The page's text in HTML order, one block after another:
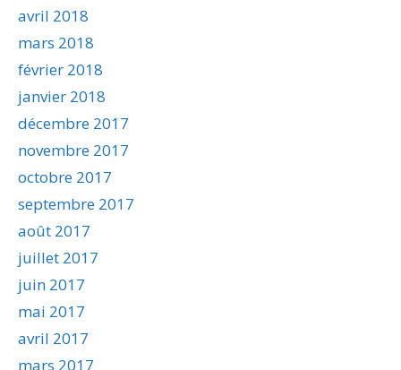
avril 2018
mars 2018
février 2018
janvier 2018
décembre 2017
novembre 2017
octobre 2017
septembre 2017
août 2017
juillet 2017
juin 2017
mai 2017
avril 2017
mars 2017